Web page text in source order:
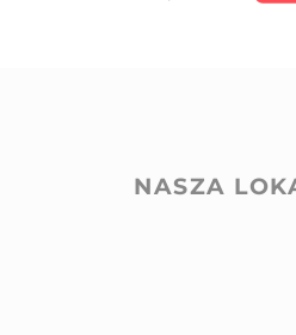
NASZA